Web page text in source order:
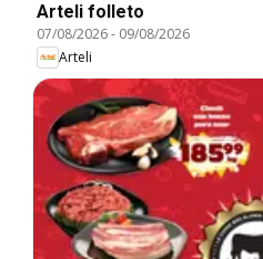
Arteli folleto
07/08/2026- 09/08/2026
Arteli